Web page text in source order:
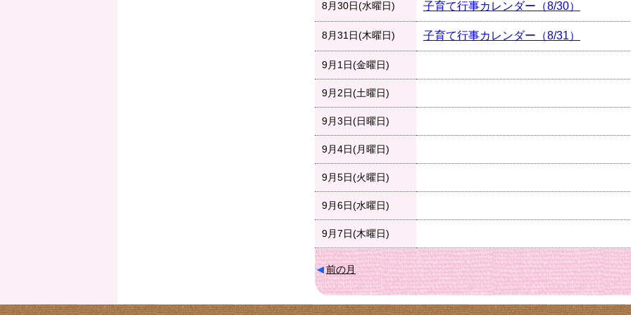
8月30日(水曜日) 子育て行事カレンダー（8/30）
8月31日(木曜日) 子育て行事カレンダー（8/31）
9月1日(金曜日)
9月2日(土曜日)
9月3日(日曜日)
9月4日(月曜日)
9月5日(火曜日)
9月6日(水曜日)
9月7日(木曜日)
前の月